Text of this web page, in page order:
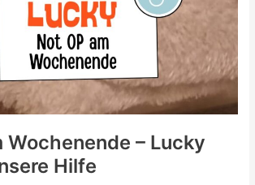
Wochenende – Lucky
Hilfe